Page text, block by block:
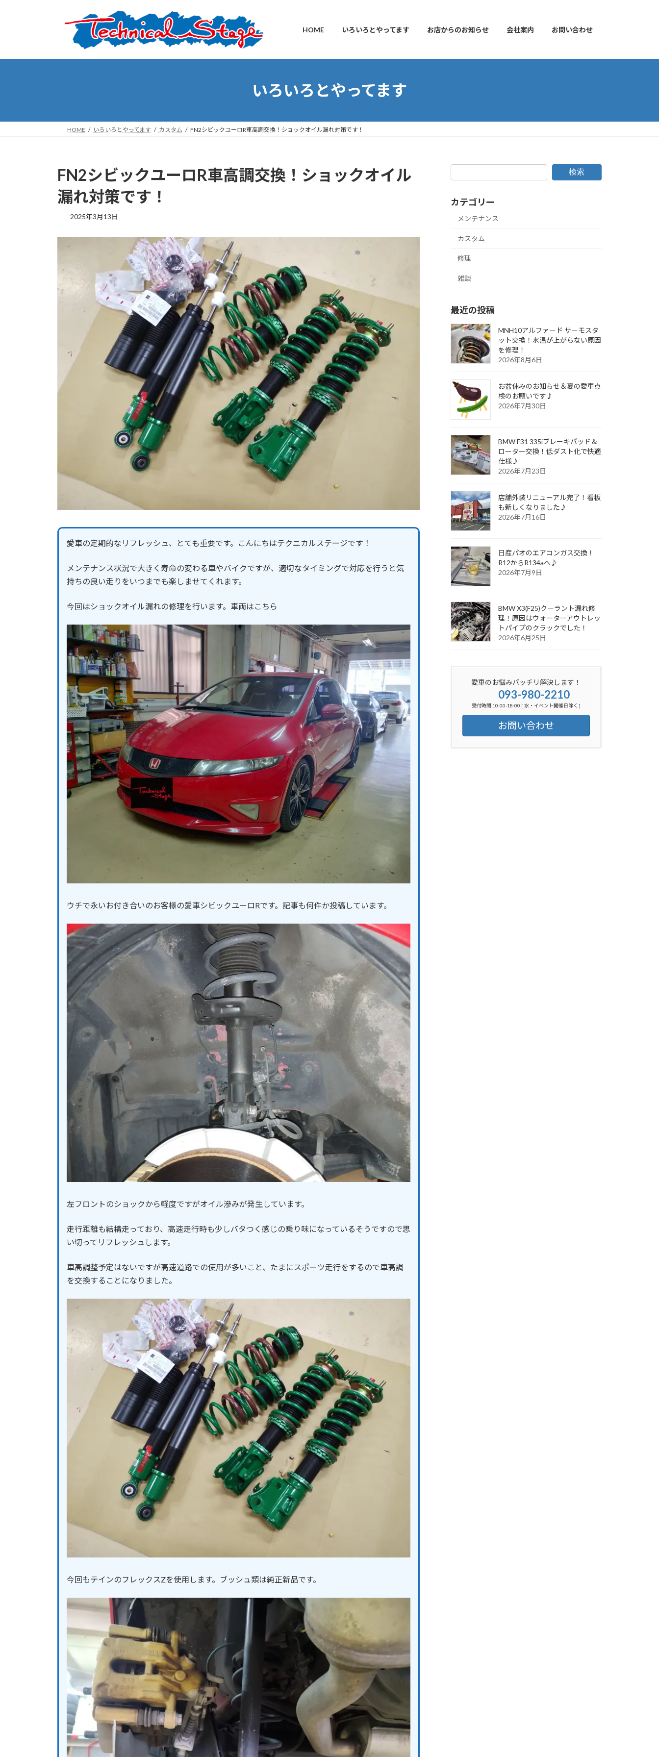
HOME いろいろとやってます お店からのお知らせ 会社案内 お問い合わせ
いろいろとやってます
HOME いろいろとやってます カスタム FN2シビックユーロR車高調交換！ショックオイル漏れ対策です！
FN2シビックユーロR車高調交換！ショックオイル
漏れ対策です！
2025年3月13日
愛車の定期的なリフレッシュ、とても重要です。こんにちはテクニカルステージです！
メンテナンス状況で大きく寿命の変わる車やバイクですが、適切なタイミングで対応を行うと気
持ちの良い走りをいつまでも楽しませてくれます。
今回はショックオイル漏れの修理を行います。車両はこちら
ウチで永いお付き合いのお客様の愛車シビックユーロRです。記事も何件か投稿しています。
左フロントのショックから軽度ですがオイル滲みが発生しています。
走行距離も結構走っており、高速走行時も少しバタつく感じの乗り味になっているそうですので思
い切ってリフレッシュします。
車高調整予定はないですが高速道路での使用が多いこと、たまにスポーツ走行をするので車高調
を交換することになりました。
今回もテインのフレックスZを使用します。ブッシュ類は純正新品です。
検索
カテゴリー
メンテナンス
カスタム
修理
雑談
最近の投稿
MNH10アルファード サーモスタ
ット交換！水温が上がらない原因
を修理！
2026年8月6日
お盆休みのお知らせ＆夏の愛車点
検のお願いです♪
2026年7月30日
BMW F31 335iブレーキパッド＆
ローター交換！低ダスト化で快適
仕様♪
2026年7月23日
店舗外装リニューアル完了！看板
も新しくなりました♪
2026年7月16日
日産パオのエアコンガス交換！
R12からR134aへ♪
2026年7月9日
BMW X3(F25)クーラント漏れ修
理！原因はウォーターアウトレッ
トパイプのクラックでした！
2026年6月25日
愛車のお悩みバッチリ解決します！
093-980-2210
受付時間 10:00-18:00 [ 水・イベント開催日除く ]
お問い合わせ